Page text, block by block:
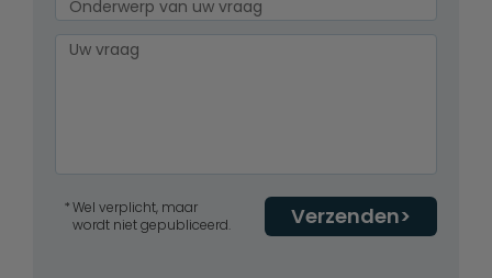
Verzenden
Wel verplicht, maar
wordt niet gepubliceerd.